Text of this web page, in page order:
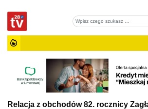
Relacja z obchodów 82. rocznicy